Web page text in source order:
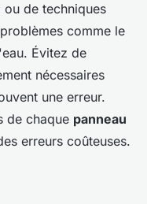
de techniques
comme le
Évitez de
nécessaires
une erreur.
de chaque panneau
erreurs coûteuses.